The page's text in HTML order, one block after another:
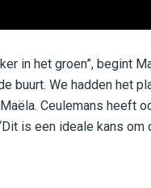
in het groen”, begint
buurt. We hadden het
Ceulemans heeft
is een ideale kans